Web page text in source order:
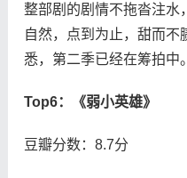
整部剧的剧情不拖沓注水
自然，点到为止，甜而不
悉，第二季已经在筹拍中。
Top6：《弱小英雄》
豆瓣分数：8.7分